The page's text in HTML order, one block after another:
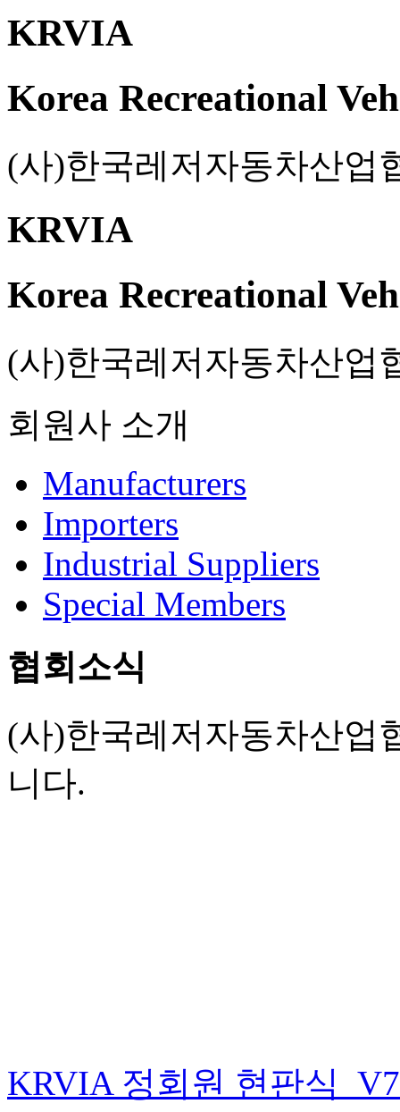
KRVIA
Korea Recreational
(사)한국레저자동차산업
KRVIA
Korea Recreational
(사)한국레저자동차산업
회원사 소개
Manufacturers
Importers
Industrial Suppliers
Special Members
협회소식
(사)한국레저자동차산업
니다.
KRVIA 정회원 현판식_V7